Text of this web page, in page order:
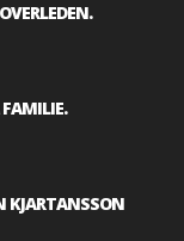
KJARTANSSON